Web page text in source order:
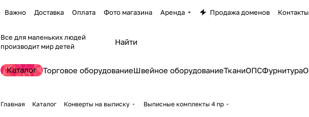
Важно Доставка Оплата Фото магазина Аренда Продажа доменов Контакты
Все для маленьких людей
производит мир детей
Каталог Торговое оборудованиеШвейное оборудованиеТканиОПСФурнитура
Главная Каталог Конверты на выписку Выписные комплекты 4 пр